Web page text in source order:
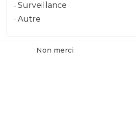
Surveillance
Autre
Non merci